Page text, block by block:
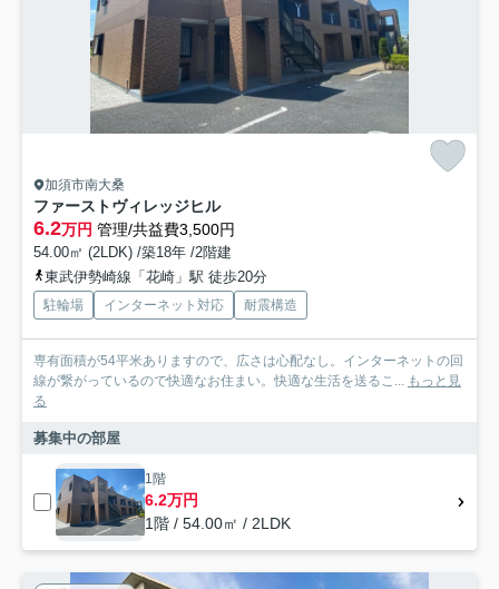
加須市南大桑
ファーストヴィレッジヒル
6.2万円 管理/共益費3,500円
54.00㎡ (2LDK) /築18年 /2階建
東武伊勢崎線「花崎」駅 徒歩20分
駐輪場 インターネット対応 耐震構造
専有面積が54平米ありますので、広さは心配なし。インターネットの回
線が繋がっているので快適なお住まい。快適な生活を送るこ... もっと見
る
募集中の部屋
1階
6.2万円
1階 / 54.00㎡ / 2LDK